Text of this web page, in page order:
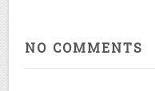
NO COMMENTS